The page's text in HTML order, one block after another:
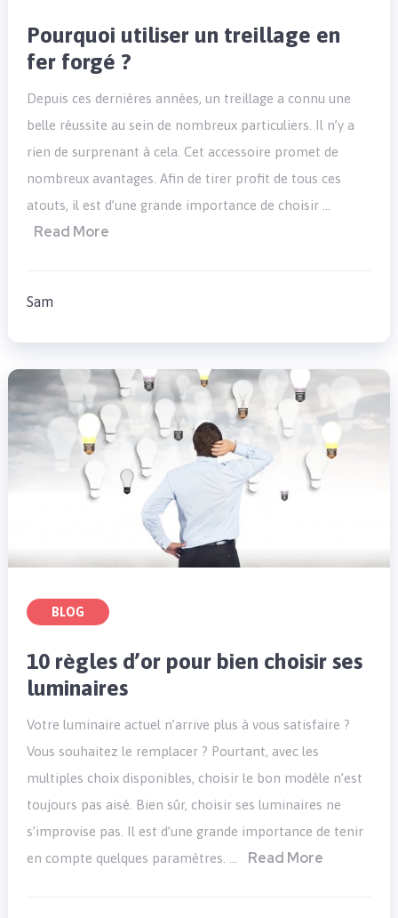
Pourquoi utiliser un treillage en
fer forgé ?
Depuis ces dernières années, un treillage a connu une
belle réussite au sein de nombreux particuliers. Il n’y a
rien de surprenant à cela. Cet accessoire promet de
nombreux avantages. Afin de tirer profit de tous ces
atouts, il est d’une grande importance de choisir …
Read More
Sam
BLOG
10 règles d’or pour bien choisir ses
luminaires
Votre luminaire actuel n’arrive plus à vous satisfaire ?
Vous souhaitez le remplacer ? Pourtant, avec les
multiples choix disponibles, choisir le bon modèle n’est
toujours pas aisé. Bien sûr, choisir ses luminaires ne
s’improvise pas. Il est d’une grande importance de tenir
en compte quelques paramètres. …
Read More